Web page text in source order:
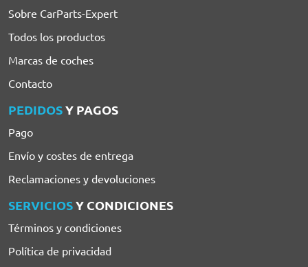
Sobre CarParts-Expert
Todos los productos
Marcas de coches
Contacto
PEDIDOSY PAGOS
Pago
Envío y costes de entrega
Reclamaciones y devoluciones
SERVICIOSY CONDICIONES
Términos y condiciones
Política de privacidad